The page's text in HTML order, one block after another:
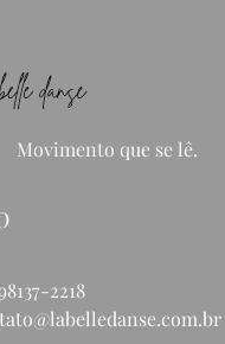
Movimento que se lê.
2218